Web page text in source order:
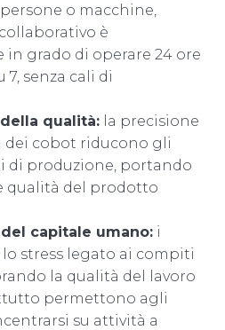
o macchine,
è
grado di operare 24 ore
7, senza cali di
qualità: la precisione
dei cobot riducono gli
di produzione, portando
qualità del prodotto
capitale umano: i
stress legato ai compiti
la qualità del lavoro
permettono agli
su attività a